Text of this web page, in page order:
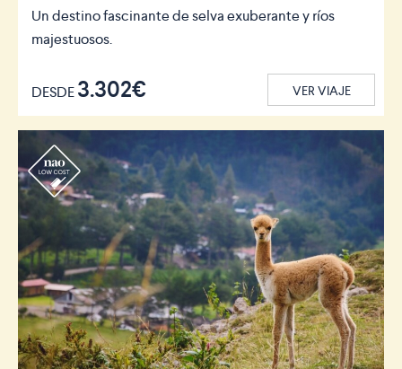
Un destino fascinante de selva exuberante y ríos
majestuosos.
DESDE3.302€ VER VIAJE
r